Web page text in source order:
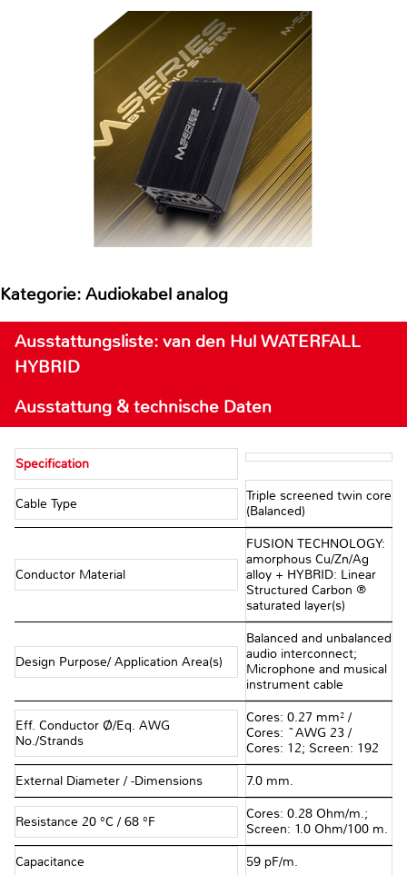
Kategorie: Audiokabel analog
Ausstattungsliste: van den Hul WATERFALL
HYBRID
Ausstattung & technische Daten
Specification
Cable Type
Triple screened twin core
(Balanced)
Conductor Material
FUSION TECHNOLOGY:
amorphous Cu/Zn/Ag
alloy + HYBRID: Linear
Structured Carbon ®
saturated layer(s)
Design Purpose/ Application Area(s)
Balanced and unbalanced
audio interconnect;
Microphone and musical
instrument cable
Eff. Conductor Ø/Eq. AWG
No./Strands
Cores: 0.27 mm² /
Cores: ~AWG 23 /
Cores: 12; Screen: 192
External Diameter / -Dimensions 7.0 mm.
Resistance 20 °C / 68 °F
Cores: 0.28 Ohm/m.;
Screen: 1.0 Ohm/100 m.
Capacitance 59 pF/m.